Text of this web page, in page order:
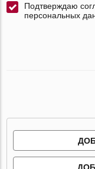
Подтверждаю
персональных